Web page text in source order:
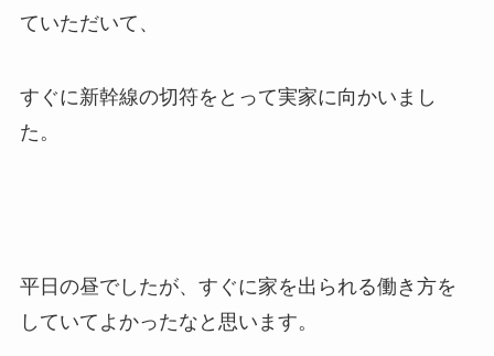
ていただいて、
すぐに新幹線の切符をとって実家に向かいまし
た。
平日の昼でしたが、すぐに家を出られる働き方を
していてよかったなと思います。